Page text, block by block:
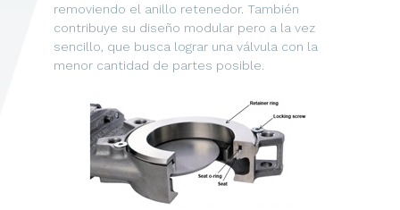
removiendo el anillo retenedor. También
contribuye su diseño modular pero a la vez
sencillo, que busca lograr una válvula con la
menor cantidad de partes posible.